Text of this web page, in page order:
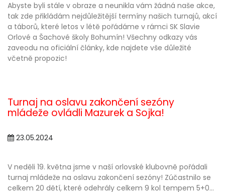
Abyste byli stále v obraze a neunikla vám žádná naše akce,
tak zde přikládám nejdůležitější termíny našich turnajů, akcí
a táborů, které letos v létě pořádáme v rámci SK Slavie
Orlové a Šachové školy Bohumín! Všechny odkazy vás
zaveodu na oficiální články, kde najdete vše důležité
včetně propozic!
Turnaj na oslavu zakončení sezóny
mládeže ovládli Mazurek a Sojka!
23.05.2024
V neděli 19. května jsme v naší orlovské klubovně pořádali
turnaj mládeže na oslavu zakončení sezóny! Zúčastnilo se
celkem 20 dětí, které odehrály celkem 9 kol tempem 5+0...